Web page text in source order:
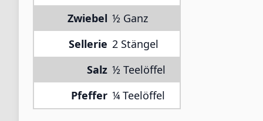
Zwiebel ½ Ganz
Sellerie 2 Stängel
Salz ½ Teelöffel
Pfeffer ¼ Teelöffel